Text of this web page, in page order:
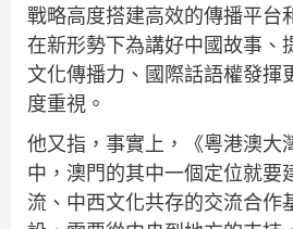
戰略高度搭建高效的傳播平台
在新形勢下為講好中國故事、
文化傳播力、國際話語權發揮
度重視。
他又指，事實上，《粵港澳大
中，澳門的其中一個定位就要
流、中西文化共存的交流合作